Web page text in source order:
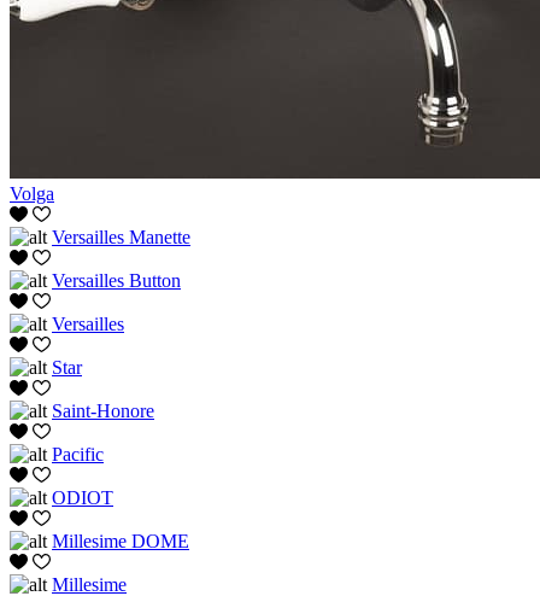
Volga
Versailles Manette
Versailles Button
Versailles
Star
Saint-Honore
Pacific
ODIOT
Millesime DOME
Millesime